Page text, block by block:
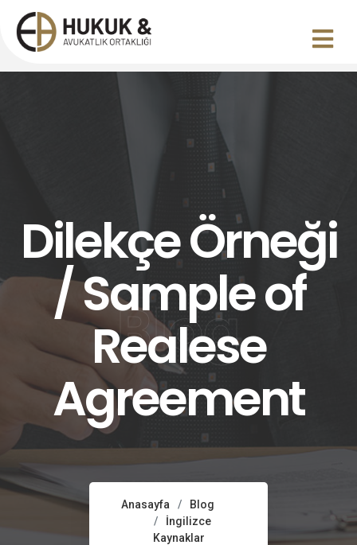
Blog
Dilekçe Örneği
/ Sample of
Realese
Agreement
Anasayfa
Blog
İngilizce
Kaynaklar